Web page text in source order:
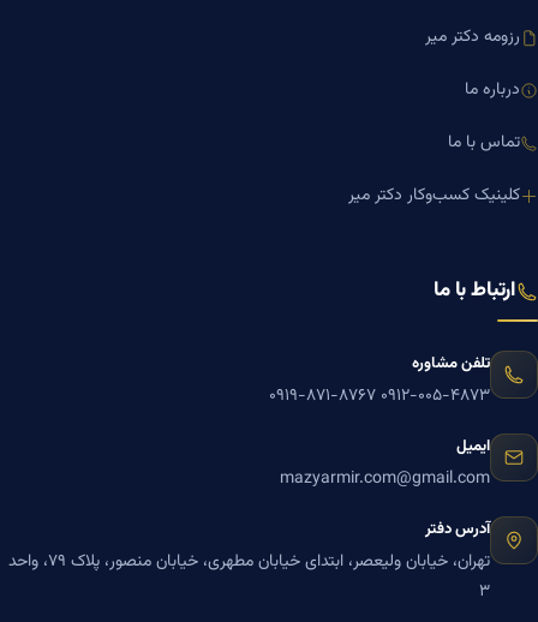
رزومه دکتر میر
درباره ما
تماس با ما
کلینیک کسب‌وکار دکتر میر
ارتباط با ما
تلفن مشاوره
۰۹۱۲-۰۰۵-۴۸۷۳ ۰۹۱۹-۸۷۱-۸۷۶۷
ایمیل
mazyarmir.com@gmail.com
آدرس دفتر
تهران، خیابان ولیعصر، ابتدای خیابان مطهری، خیابان منصور، پلاک ۷۹، واحد
۳